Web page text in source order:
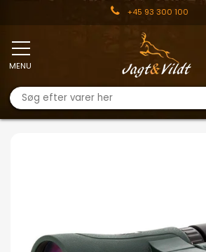
+45 93 300 100
MENU